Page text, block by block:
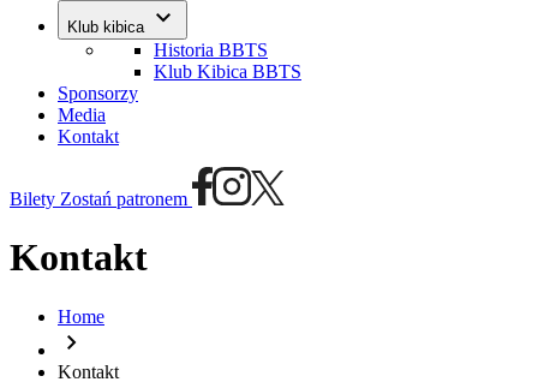
Klub kibica keyboard_arrow_down
Historia BBTS
Klub Kibica BBTS
Sponsorzy
Media
Kontakt
Bilety Zostań patronem
Kontakt
Home
chevron_right
Kontakt